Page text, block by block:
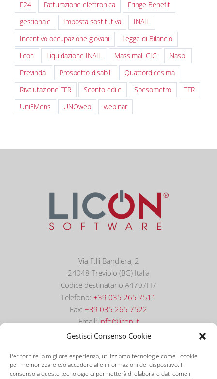
Gestisci Consenso Cookie
Per fornire la migliore esperienza, utilizziamo tecnologie come i cookie
per memorizzare e/o accedere alle informazioni del dispositivo. Il
consenso a queste tecnologie ci permetterà di elaborare dati come il
F24
Fatturazione elettronica
Fringe Benefit
gestionale
Imposta sostitutiva
INAIL
Incentivo occupazione giovani
Legge di Bilancio
licon
Liquidazione INAIL Massimali CIG
Naspi
Previndai
Prospetto disabili
Quattordicesima
Rivalutazione TFR
Sconto edile Spesometro
TFR
UniEMens
UNOweb webinar
Via F.lli Bandiera, 2
24048 Treviolo (BG) Italia
Codice destinatario A4707H7
Telefono: +39 035 265 7511
Fax: +39 035 265 7522
Email:info@licon.it